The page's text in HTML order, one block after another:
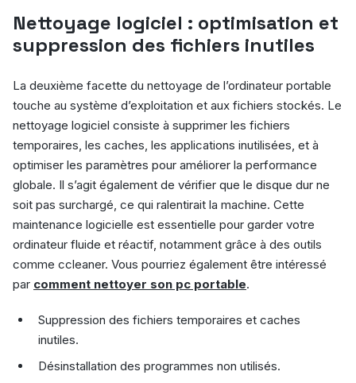
Nettoyage logiciel : optimisation et
suppression des fichiers inutiles
La deuxième facette du nettoyage de l’ordinateur portable
touche au système d’exploitation et aux fichiers stockés. Le
nettoyage logiciel consiste à supprimer les fichiers
temporaires, les caches, les applications inutilisées, et à
optimiser les paramètres pour améliorer la performance
globale. Il s’agit également de vérifier que le disque dur ne
soit pas surchargé, ce qui ralentirait la machine. Cette
maintenance logicielle est essentielle pour garder votre
ordinateur fluide et réactif, notamment grâce à des outils
comme ccleaner. Vous pourriez également être intéressé
par comment nettoyer son pc portable.
Suppression des fichiers temporaires et caches
inutiles.
Désinstallation des programmes non utilisés.